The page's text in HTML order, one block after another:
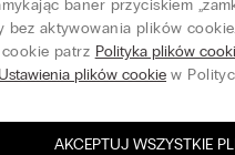
Sofia
189,90
baner przyciskiem
bez aktywowania plików
patrz Polityka plików
Ustawienia plików cookie w
AKCEPTUJ WSZYSTKIE